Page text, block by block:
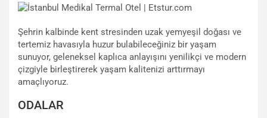
Şehrin kalbinde kent stresinden uzak yemyeşil doğası ve
tertemiz havasıyla huzur bulabileceğiniz bir yaşam
sunuyor, geleneksel kaplıca anlayışını yenilikçi ve modern
çizgiyle birleştirerek yaşam kalitenizi arttırmayı
amaçlıyoruz.
ODALAR